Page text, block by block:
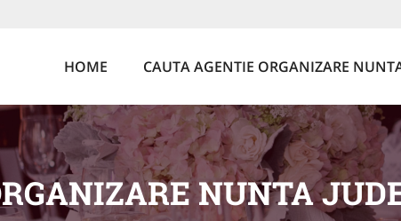
HOME CAUTA AGENTIE ORGANIZARE
NUNTA